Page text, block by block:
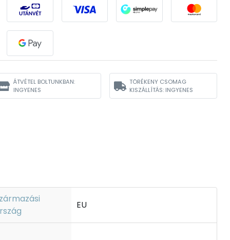
ÁTVÉTEL BOLTUNKBAN:
INGYENES
TÖRÉKENY CSOMAG
KISZÁLLÍTÁS: INGYENES
EU